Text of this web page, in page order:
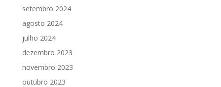
setembro 2024
agosto 2024
julho 2024
dezembro 2023
novembro 2023
outubro 2023